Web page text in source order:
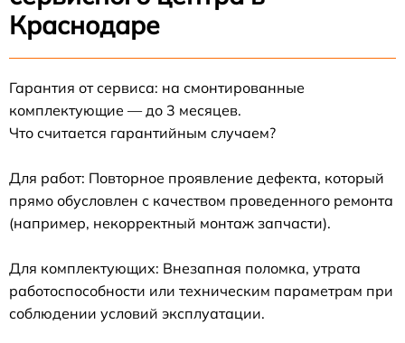
Краснодаре
Гарантия от сервиса: на смонтированные
комплектующие — до 3 месяцев.
Что считается гарантийным случаем?
Для работ: Повторное проявление дефекта, который
прямо обусловлен с качеством проведенного ремонта
(например, некорректный монтаж запчасти).
Для комплектующих: Внезапная поломка, утрата
работоспособности или техническим параметрам при
соблюдении условий эксплуатации.